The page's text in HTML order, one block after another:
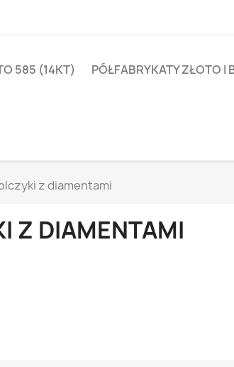
585 (14KT)
PÓŁFABRYKATY ZŁOTO I
z diamentami
Z DIAMENTAMI